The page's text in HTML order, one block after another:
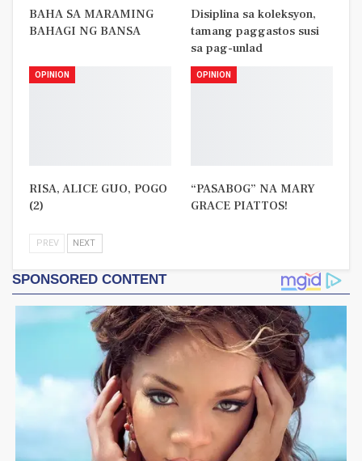
BAHA SA MARAMING
BAHAGI NG BANSA
Disiplina sa koleksyon,
tamang paggastos susi
sa pag-unlad
OPINION
RISA, ALICE GUO, POGO
(2)
OPINION
“PASABOG” NA MARY
GRACE PIATTOS!
PREV NEXT